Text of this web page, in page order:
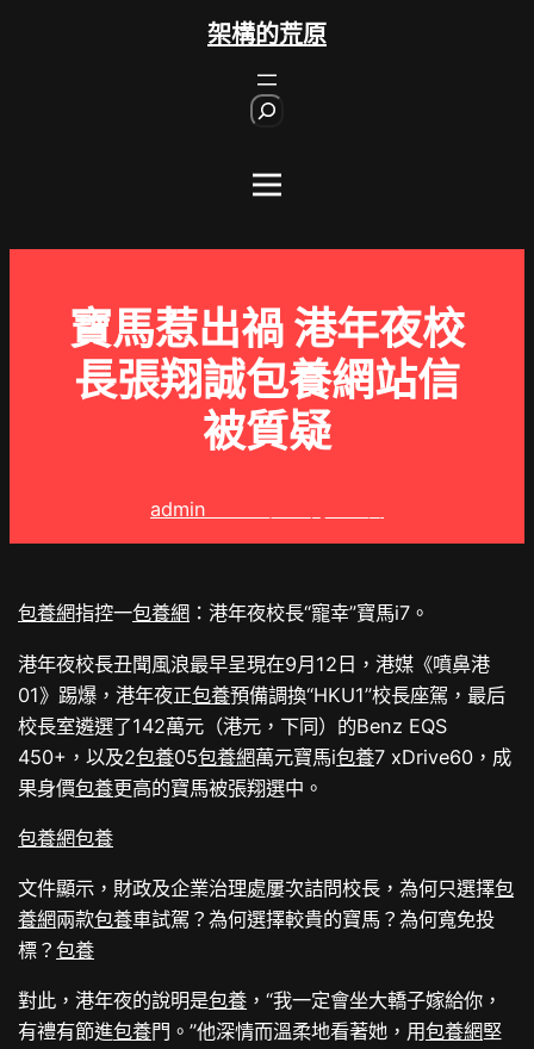
架構的荒原
寶馬惹出禍 港年夜校
長張翔誠包養網站信
被質疑
admin
包養網指控一包養網 ：港年夜校長“寵幸”寶馬i7。
港年夜校長丑聞風浪最早呈現在9月12日，港媒《噴鼻港
01》踢爆，港年夜正包養預備調換“HKU1”校長座駕，最后
校長室遴選了142萬元（港元，下同）的Benz EQS
450+，以及2包養05包養網萬元寶馬i包養7 xDrive60，成
果身價包養更高的寶馬被張翔選中。
包養網包養
文件顯示，財政及企業治理處屢次詰問校長，為何只選擇包
養網兩款包養車試駕？為何選擇較貴的寶馬？為何寬免投
標？包養
對此，港年夜的說明是包養 ，“我一定會坐大轎子嫁給你，
有禮有節進包養門。”他深情而溫柔地看著她，用包養網堅